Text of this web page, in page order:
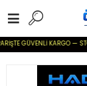
GÜVENLİ KARGO —